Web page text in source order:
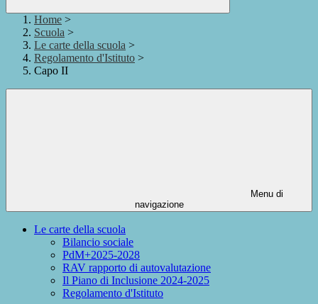
Home >
Scuola >
Le carte della scuola >
Regolamento d'Istituto >
Capo II
Menu di
navigazione
Le carte della scuola
Bilancio sociale
PdM+2025-2028
RAV rapporto di autovalutazione
Il Piano di Inclusione 2024-2025
Regolamento d'Istituto